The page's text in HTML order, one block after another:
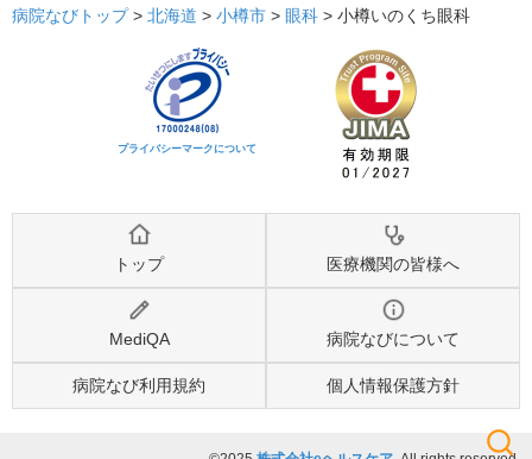
病院なびトップ > 北海道 > 小樽市 > 眼科 > 小樽いのくち眼科
プライバシーマークについて
トップ 医療機関の皆様へ
MediQA 病院なびについて
病院なび利用規約 個人情報保護方針